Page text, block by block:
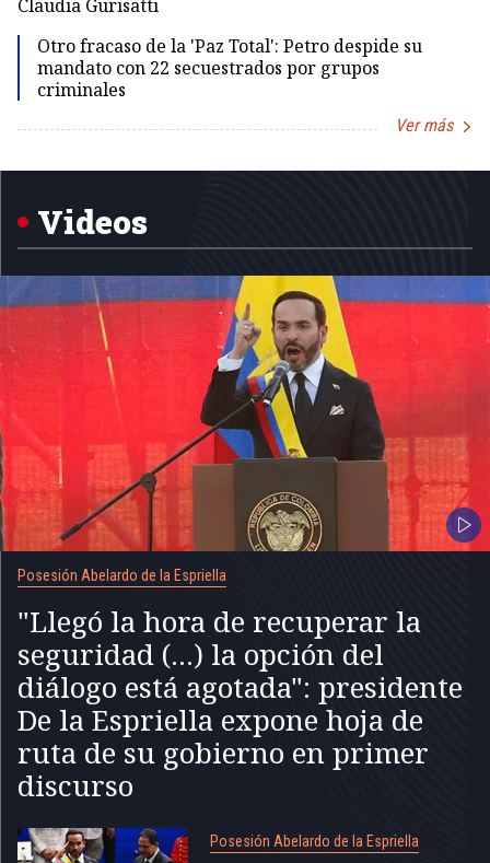
Claudia Gurisatti
Otro fracaso de la 'Paz Total': Petro despide su
mandato con 22 secuestrados por grupos
criminales
Ver más
1
Videos
Posesión Abelardo de la Espriella
"Llegó la hora de recuperar la
seguridad (...) la opción del
diálogo está agotada": presidente
De la Espriella expone hoja de
ruta de su gobierno en primer
discurso
Posesión Abelardo de la Espriella